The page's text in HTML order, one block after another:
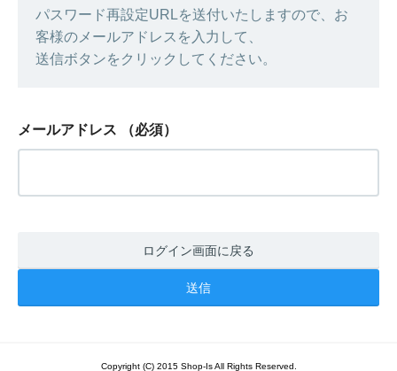
パスワード再設定URLを送付いたしますので、お
客様のメールアドレスを入力して、
送信ボタンをクリックしてください。
メールアドレス （必須）
ログイン画面に戻る
Copyright (C) 2015 Shop-Is All Rights Reserved.